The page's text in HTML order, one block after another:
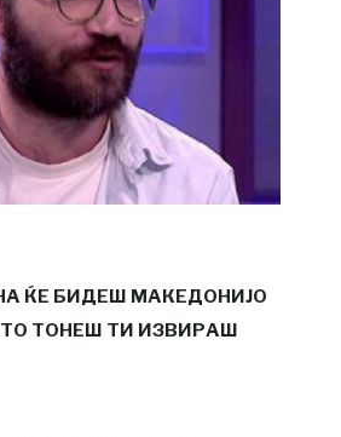
ЌЕ БИДЕШ МАКЕДОНИЈО
ТОНЕШ ТИ ИЗВИРАШ